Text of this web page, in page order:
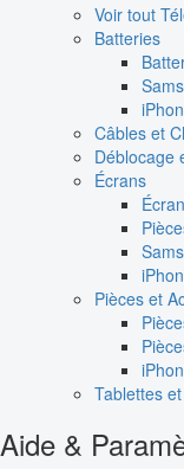
Voir tout
Batteries
Câbles et
Déblocage
Écrans
Pièces et
Tablettes
Aide &